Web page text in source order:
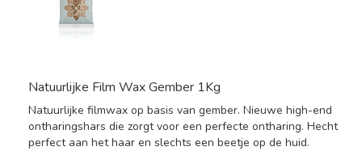
Natuurlijke Film Wax Gember 1Kg
Natuurlijke filmwax op basis van gember. Nieuwe high-end
ontharingshars die zorgt voor een perfecte ontharing. Hecht
perfect aan het haar en slechts een beetje op de huid.